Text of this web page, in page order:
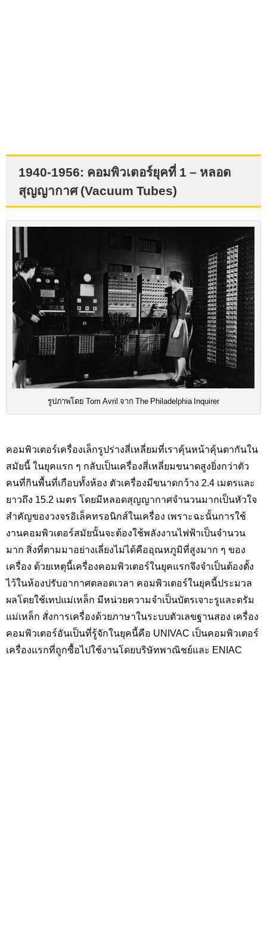
1940-1956: คอมพิวเตอร์ยุคที่ 1 – หลอด
สุญญากาศ (Vacuum Tubes)
รูปภาพโดย Tom Avril จาก The Philadelphia Inquirer
คอมพิวเตอร์เครื่องเล็กรูปร่างสี่เหลี่ยมที่เราคุ้นหน้าคุ้นตากันใน
สมัยนี้ ในยุคแรก ๆ กลับเป็นเครื่องสี่เหลี่ยมขนาดสูงยิ่งกว่าตัว
คนที่กินพื้นที่เกือบทั้งห้อง ตัวเครื่องมีขนาดกว้าง 2.4 เมตรและ
ยาวถึง 15.2 เมตร โดยมีหลอดสุญญากาศจำนวนมากเป็นหัวใจ
สำคัญของวงจรอิเล็คทรอนิกส์ในเครื่อง เพราะฉะนั้นการใช้
งานคอมพิวเตอร์สมัยนั้นจะต้องใช้พลังงานไฟฟ้าเป็นจำนวน
มาก สิ่งที่ตามมาอย่างเลี่ยงไม่ได้คืออุณหภูมิที่สูงมาก ๆ ของ
เครื่อง ด้วยเหตุนี้เครื่องคอมพิวเตอร์ในยุคแรกจึงจำเป็นต้องตั้ง
ไว้ในห้องปรับอากาศตลอดเวลา คอมพิวเตอร์ในยุคนี้ประมวล
ผลโดยใช้เทปแม่เหล็ก มีหน่วยความจำเป็นบัตรเจาะรูและดรัม
แม่เหล็ก สั่งการเครื่องด้วยภาษาในระบบตัวเลขฐานสอง เครื่อง
คอมพิวเตอร์อันเป็นที่รู้จักในยุคนี้คือ UNIVAC เป็นคอมพิวเตอร์
เครื่องแรกที่ถูกซื้อไปใช้งานโดยบริษัทพาณิชย์และ ENIAC